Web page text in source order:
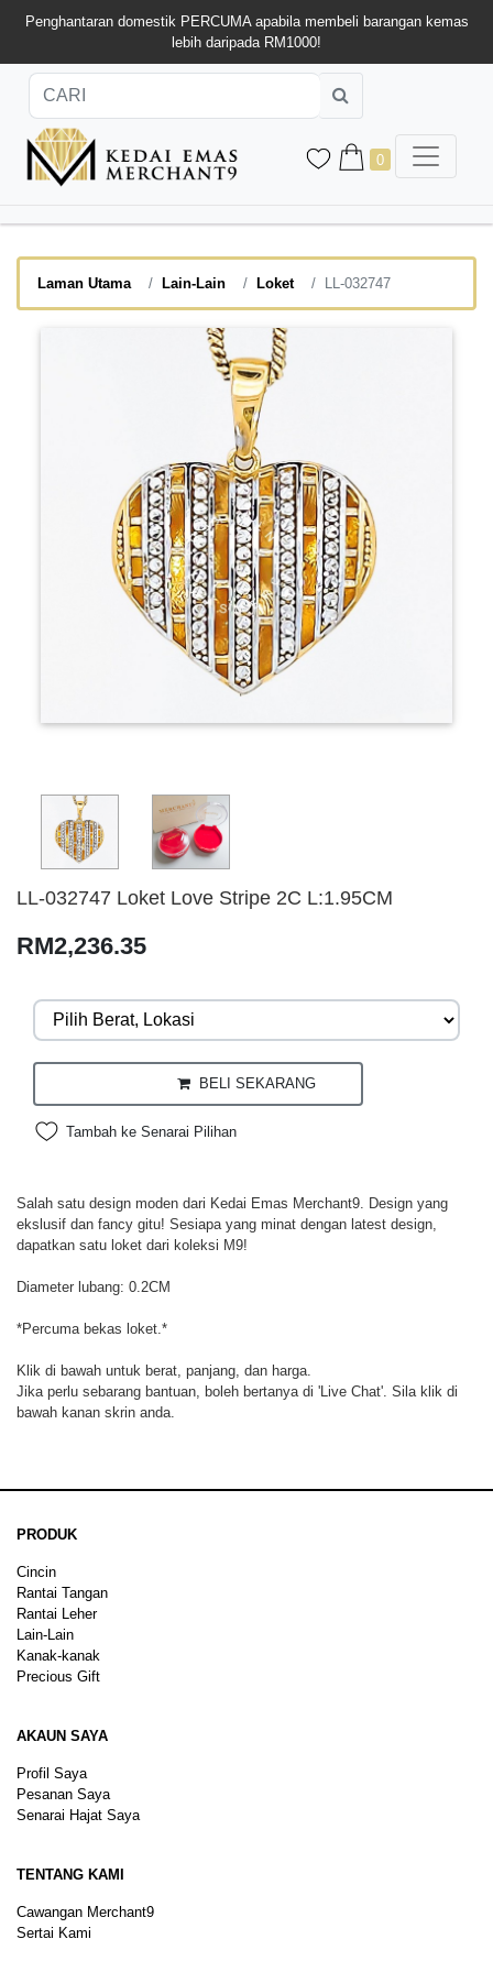
Penghantaran domestik PERCUMA apabila membeli barangan kemas
lebih daripada RM1000!
0
Laman Utama Lain-Lain Loket LL-032747
LL-032747 Loket Love Stripe 2C L:1.95CM
RM2,236.35
BELI SEKARANG
Tambah ke Senarai Pilihan
Salah satu design moden dari Kedai Emas Merchant9. Design yang
ekslusif dan fancy gitu! Sesiapa yang minat dengan latest design,
dapatkan satu loket dari koleksi M9!
Diameter lubang: 0.2CM
*Percuma bekas loket.*
Klik di bawah untuk berat, panjang, dan harga.
Jika perlu sebarang bantuan, boleh bertanya di 'Live Chat'. Sila klik di
bawah kanan skrin anda.
PRODUK
Cincin
Rantai Tangan
Rantai Leher
Lain-Lain
Kanak-kanak
Precious Gift
AKAUN SAYA
Profil Saya
Pesanan Saya
Senarai Hajat Saya
TENTANG KAMI
Cawangan Merchant9
Sertai Kami